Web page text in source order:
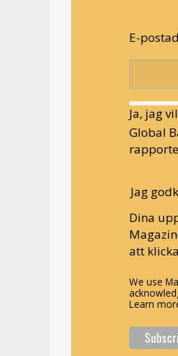
E-
Ja, jag
Global
Jag
Dina
att
We use
Learn